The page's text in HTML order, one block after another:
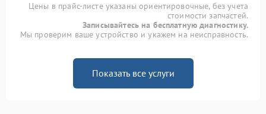
Цены в прайс-листе указаны ориентировочные, без учета
стоимости запчастей.
Записывайтесь на бесплатную диагностику.
Мы проверим ваше устройство и укажем на неисправность.
Показать все услуги